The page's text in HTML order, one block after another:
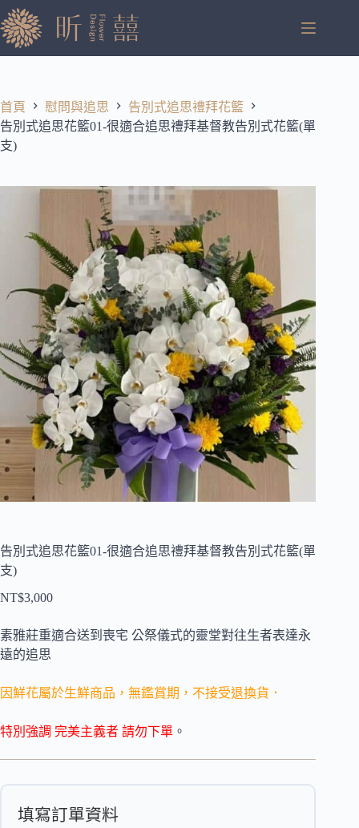
跳
至
容
首頁 慰問與追思
告別式追思禮拜花籃
告別式追思花籃01-很適合追思禮拜基督教告別式花籃(單
支)
告別式追思花籃01-很適合追思禮拜基督教告別式花籃(單
支)
NT$3,000
素雅莊重適合送到喪宅 公祭儀式的靈堂對往生者表達永
遠的追思
因鮮花屬於生鮮商品，無鑑賞期，不接受退換貨．
特別強調 完美主義者 請勿下單 。
填寫訂單資料